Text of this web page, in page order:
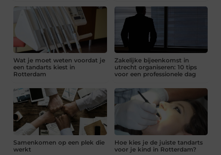
Wat je moet weten voordat je
een tandarts kiest in
Rotterdam
Zakelijke bijeenkomst in
utrecht organiseren: 10 tips
voor een professionele dag
Samenkomen op een plek die
werkt
Hoe kies je de juiste tandarts
voor je kind in Rotterdam?